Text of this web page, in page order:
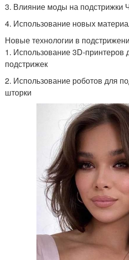
3. Влияние моды на подстрижки
4. Использование новых
Новые технологии в
1. Использование 3D-принтеров
подстрижек
2. Использование роботов для
шторки